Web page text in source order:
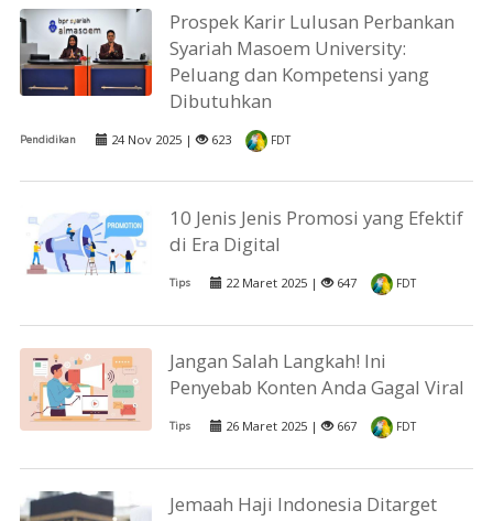
Prospek Karir Lulusan Perbankan
Syariah Masoem University:
Peluang dan Kompetensi yang
Dibutuhkan
Pendidikan 24 Nov 2025 | 623 FDT
10 Jenis Jenis Promosi yang Efektif
di Era Digital
Tips 22 Maret 2025 | 647 FDT
Jangan Salah Langkah! Ini
Penyebab Konten Anda Gagal Viral
Tips 26 Maret 2025 | 667 FDT
Jemaah Haji Indonesia Ditarget